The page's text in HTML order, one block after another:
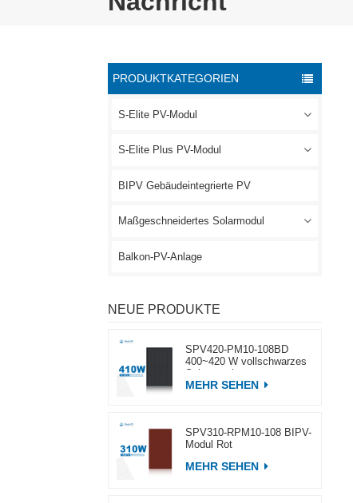
PRODUKTKATEGORIEN
S-Elite PV-Modul
S-Elite Plus PV-Modul
BIPV Gebäudeintegrierte PV
Maßgeschneidertes Solarmodul
Balkon-PV-Anlage
NEUE PRODUKTE
SPV420-PM10-108BD
400~420 W vollschwarzes
MEHR SEHEN
SPV310-RPM10-108 BIPV-
Modul Rot
MEHR SEHEN